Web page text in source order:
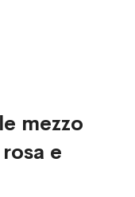
mezzo
e